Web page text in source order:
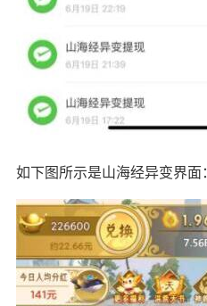
如下图所示是山海经异变界面：